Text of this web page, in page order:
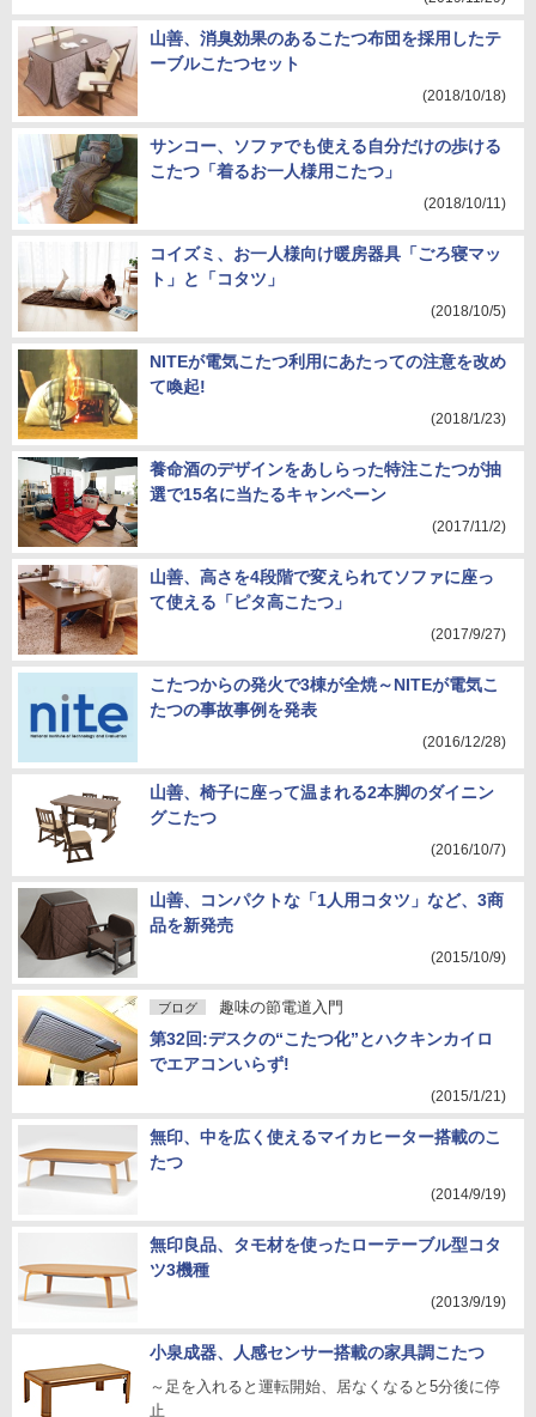
山善、消臭効果のあるこたつ布団を採用したテ
ーブルこたつセット
(2018/10/18)
サンコー、ソファでも使える自分だけの歩ける
こたつ「着るお一人様用こたつ」
(2018/10/11)
コイズミ、お一人様向け暖房器具「ごろ寝マッ
ト」と「コタツ」
(2018/10/5)
NITEが電気こたつ利用にあたっての注意を改め
て喚起!
(2018/1/23)
養命酒のデザインをあしらった特注こたつが抽
選で15名に当たるキャンペーン
(2017/11/2)
山善、高さを4段階で変えられてソファに座っ
て使える「ピタ高こたつ」
(2017/9/27)
こたつからの発火で3棟が全焼～NITEが電気こ
たつの事故事例を発表
(2016/12/28)
山善、椅子に座って温まれる2本脚のダイニン
グこたつ
(2016/10/7)
山善、コンパクトな「1人用コタツ」など、3商
品を新発売
(2015/10/9)
ブログ 趣味の節電道入門
第32回:デスクの“こたつ化”とハクキンカイロ
でエアコンいらず!
(2015/1/21)
無印、中を広く使えるマイカヒーター搭載のこ
たつ
(2014/9/19)
無印良品、タモ材を使ったローテーブル型コタ
ツ3機種
(2013/9/19)
小泉成器、人感センサー搭載の家具調こたつ
～足を入れると運転開始、居なくなると5分後に停
止